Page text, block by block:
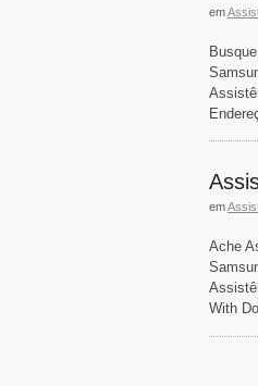
em
em
Ache
With